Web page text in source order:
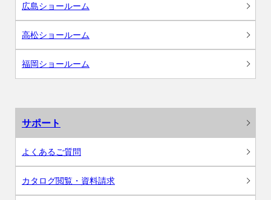
広島ショールーム
高松ショールーム
福岡ショールーム
サポート
よくあるご質問
カタログ閲覧・資料請求